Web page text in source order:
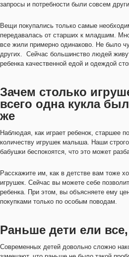
запросы и потребности были совсем
Вещи покупались только самые
передавалась от старших к младшим.
все жили примерно одинаково. Не было
других. Сейчас большинство людей
ребенка качественной едой и одеждой
Зачем столько
всего одна кукла
же
Наблюдая, как играет ребенок, старшее
количеству игрушек малыша. Наши
бабушки беспокоятся, что это может
Расскажите им, как в детстве вам тоже
игрушек. Сейчас вы можете себе
ребенка. При этом, вы объясняете ему
покупками только по особым поводам.
Раньше дети ели
Современных детей довольно сложно